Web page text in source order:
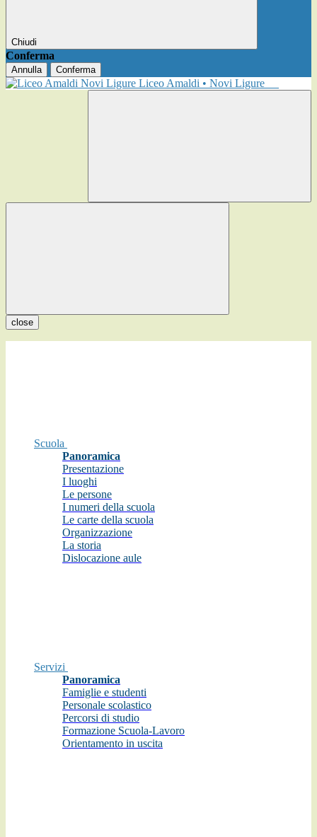
Chiudi
Conferma
Annulla Conferma
Liceo Amaldi • Novi Ligure
close
Scuola
Panoramica
Presentazione
I luoghi
Le persone
I numeri della scuola
Le carte della scuola
Organizzazione
La storia
Dislocazione aule
Servizi
Panoramica
Famiglie e studenti
Personale scolastico
Percorsi di studio
Formazione Scuola-Lavoro
Orientamento in uscita